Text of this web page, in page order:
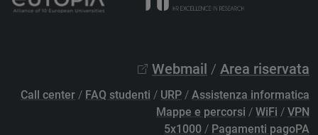
Webmail / Area riservata
Call center / FAQ studenti / URP / Assistenza informatica
Mappe e percorsi / WiFi / VPN
5x1000 / Pagamenti pagoPA